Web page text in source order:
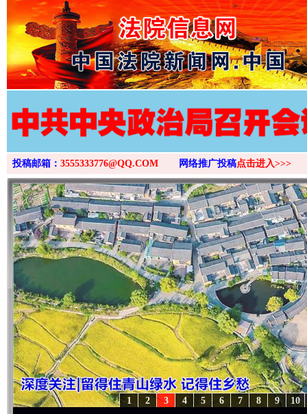
>
投稿邮箱： 3555333776@QQ.COM 网络推广投稿点击进入>>>
10
9
8
7
6
5
4
3
2
1